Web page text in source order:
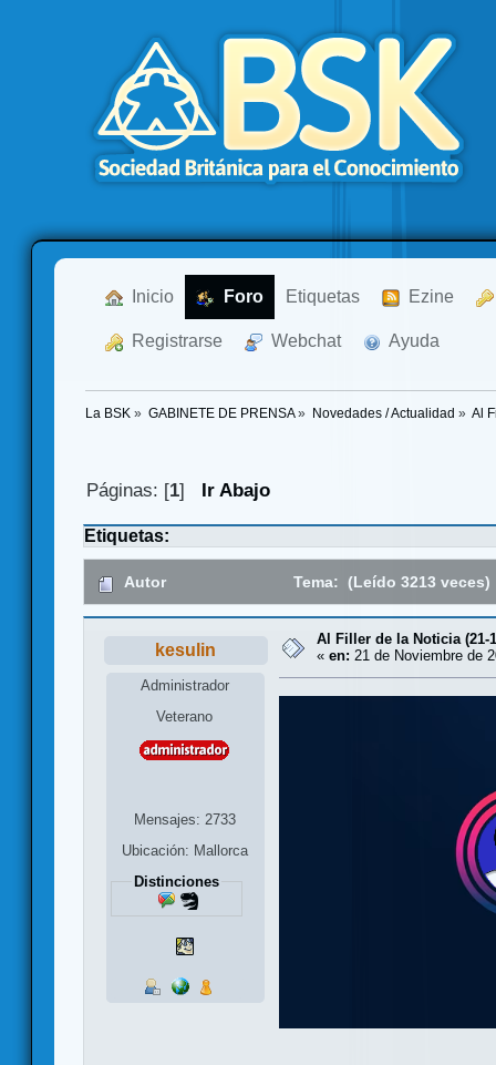
Inicio Foro Etiquetas Ezine
Registrarse Webchat Ayuda
La BSK » GABINETE DE PRENSA» Novedades / Actualidad » Al
Páginas: [1] Ir Abajo
Etiquetas:
Autor Tema: (Leído 3213 veces)
kesulin
Administrador
Veterano
Mensajes: 2733
Ubicación: Mallorca
Distinciones
Al Filler de la Noticia (21-
« en: 21 de Noviembre de